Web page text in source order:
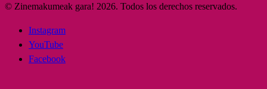
© Zinemakumeak gara! 2026. Todos los derechos reservados.
Instagram
YouTube
Facebook